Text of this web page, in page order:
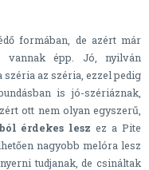
formában, de azért már
vannak épp. Jó, nyilván
széria az széria, ezzel pedig
is jó-szériáznak,
ott nem olyan egyszerű,
érdekes leszez a Pite
nagyobb melóra lesz
tudjanak, de csináltak